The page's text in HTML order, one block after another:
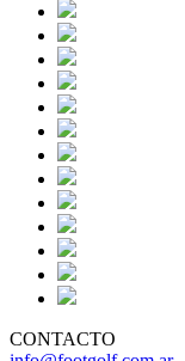
CONTACTO